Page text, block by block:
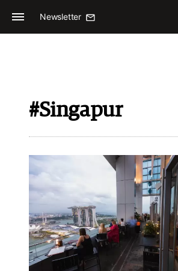
Newsletter
#Singapur